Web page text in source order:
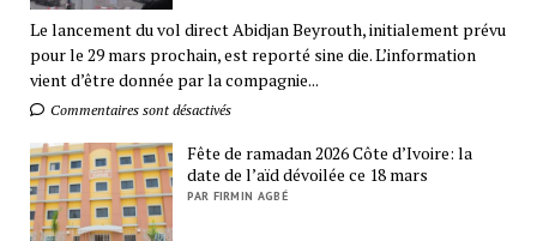
Le lancement du vol direct Abidjan Beyrouth, initialement prévu
pour le 29 mars prochain, est reporté sine die. L’information
vient d’être donnée par la compagnie...
Commentaires sont désactivés
Fête de ramadan 2026 Côte d’Ivoire: la
date de l’aïd dévoilée ce 18 mars
PAR FIRMIN AGBÉ